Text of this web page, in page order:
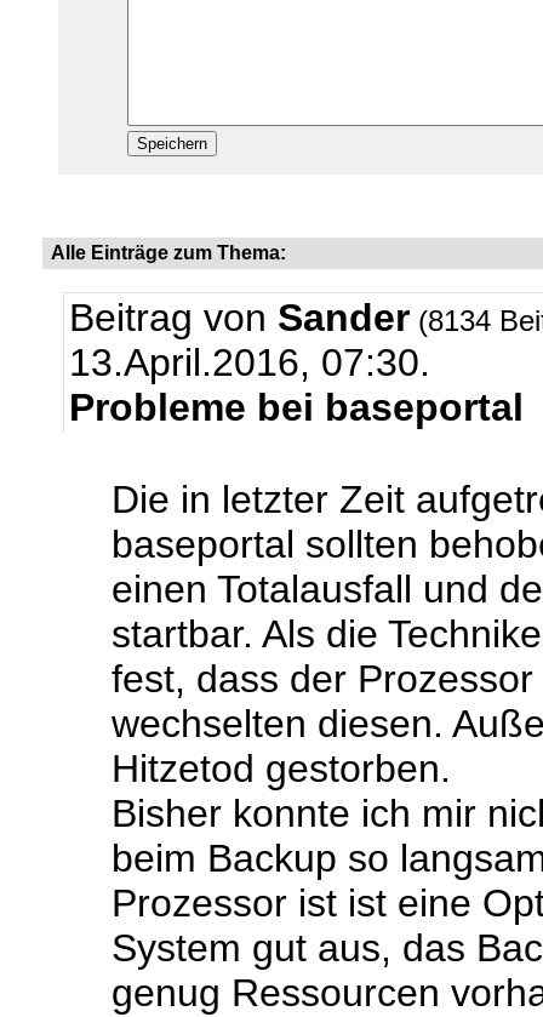
Alle Einträge zum Thema:
Beitrag von Sander (8134
13.April.2016, 07:30.
Probleme bei baseportal
Die in letzter Zeit
baseportal sollten
einen Totalausfall und
startbar. Als die
fest, dass der
wechselten diesen.
Hitzetod gestorben.
Bisher konnte ich mir
beim Backup so
Prozessor ist ist eine
System gut aus, das
genug Ressourcen